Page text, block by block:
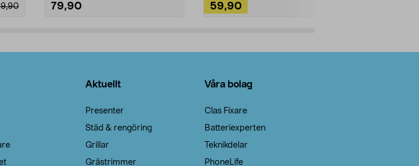
79,90 59,90
Aktuellt
Presenter
Städ & rengöring
Grillar
Grästrimmer
Våra bolag
Clas Fixare
Batteriexperten
Teknikdelar
PhoneLife